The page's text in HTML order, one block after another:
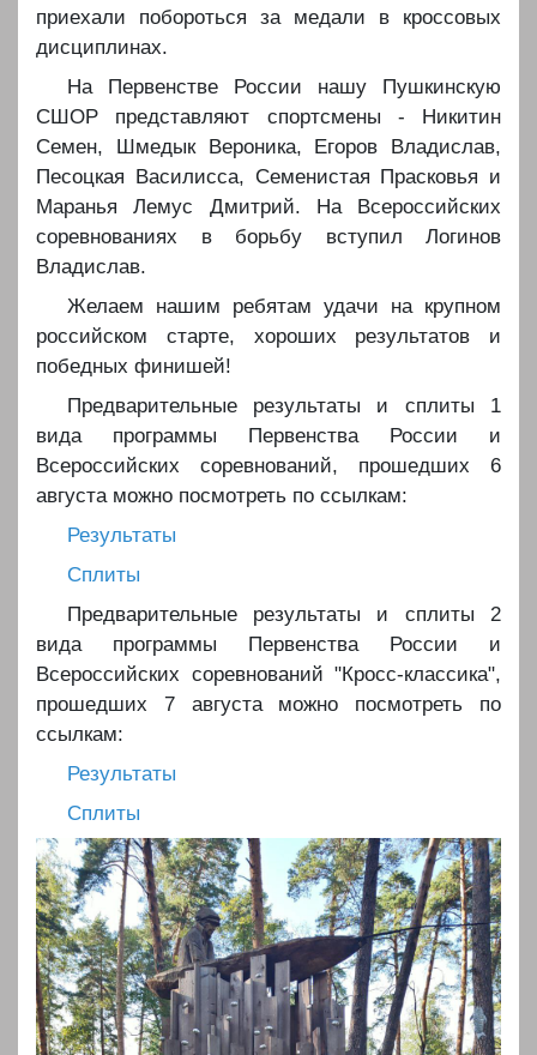
приехали побороться за медали в кроссовых
дисциплинах.
На Первенстве России нашу Пушкинскую
СШОР представляют спортсмены - Никитин
Семен, Шмедык Вероника, Егоров Владислав,
Песоцкая Василисса, Семенистая Прасковья и
Маранья Лемус Дмитрий. На Всероссийских
соревнованиях в борьбу вступил Логинов
Владислав.
Желаем нашим ребятам удачи на крупном
российском старте, хороших результатов и
победных финишей!
Предварительные результаты и сплиты 1
вида программы Первенства России и
Всероссийских соревнований, прошедших 6
августа можно посмотреть по ссылкам:
Результаты
Сплиты
Предварительные результаты и сплиты 2
вида программы Первенства России и
Всероссийских соревнований "Кросс-классика",
прошедших 7 августа можно посмотреть по
ссылкам:
Результаты
Сплиты